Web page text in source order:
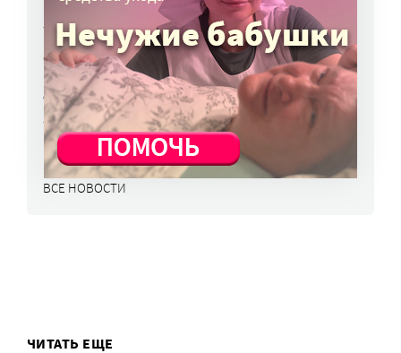
5 авг, 15:28
Открыта горячая линия для тех, кто
не может дозвониться до близких,
отдыхающих в Архипо-Осиповке
5 авг, 14:32
ВСЕ НОВОСТИ
ЧИТАТЬ ЕЩЕ